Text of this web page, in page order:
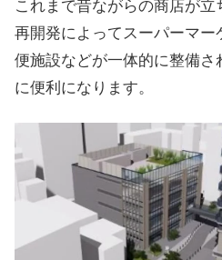
これまで昔ながらの商店が立
再開発によってスーパーマー
便施設などが一体的に整備さ
に便利になります。